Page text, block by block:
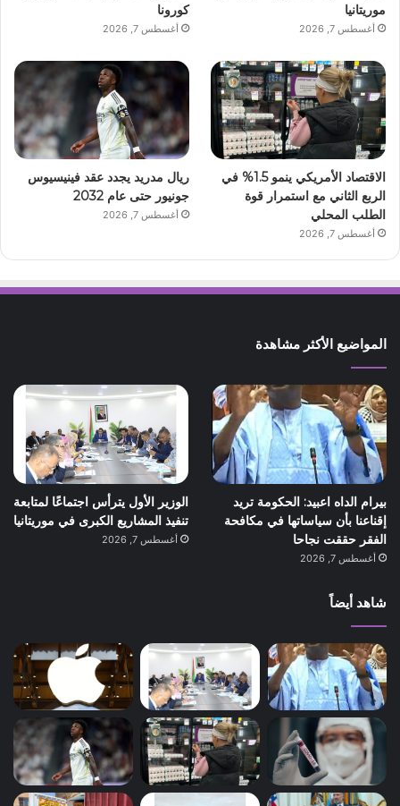
موريتانيا
أغسطس 7, 2026
كورونا
أغسطس 7, 2026
الاقتصاد الأمريكي ينمو 1.5% في
الربع الثاني مع استمرار قوة
الطلب المحلي
أغسطس 7, 2026
ريال مدريد يجدد عقد فينيسيوس
جونيور حتى عام 2032
أغسطس 7, 2026
المواضيع الأكثر مشاهدة
بيرام الداه اعبيد: الحكومة تريد
إقناعنا بأن سياساتها في مكافحة
الفقر حققت نجاحا
أغسطس 7, 2026
الوزير الأول يترأس اجتماعًا لمتابعة
تنفيذ المشاريع الكبرى في موريتانيا
أغسطس 7, 2026
شاهد أيضاً